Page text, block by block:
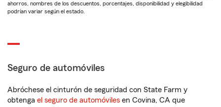
ahorros, nombres de los descuentos, porcentajes, disponibilidad y elegibilidad
podrían variar según el estado.
Seguro de automóviles
Abróchese el cinturón de seguridad con State Farm y
obtenga el seguro de automóviles en Covina, CA que